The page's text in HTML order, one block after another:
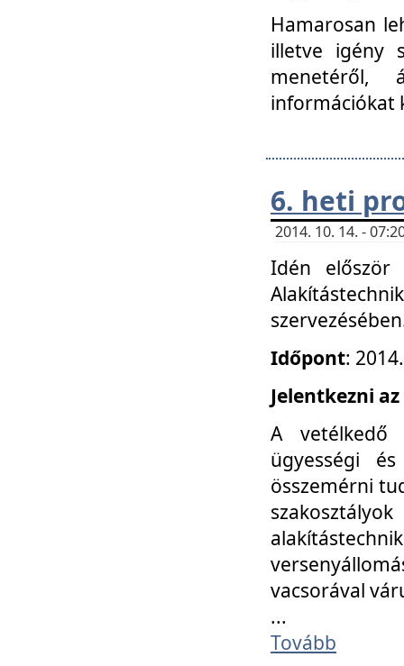
Hamarosan
illetve igény
menetéről,
információkat
6. heti
2014. 10. 14. -
Idén
Időpont:
Jelentkezni az
A vetélkedő
ügyességi
összemérni
vacsorával
...
Tovább